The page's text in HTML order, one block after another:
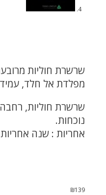
שרשרת חוליות
מפלדת אל חלד,
שרשרת חוליות,
נוכחות.
אחריות : שנה
₪139